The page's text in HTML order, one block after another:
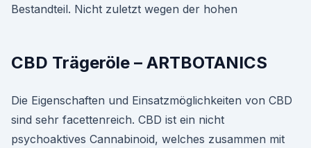
Bestandteil. Nicht zuletzt wegen der hohen
CBD Trägeröle – ARTBOTANICS
Die Eigenschaften und Einsatzmöglichkeiten von CBD
sind sehr facettenreich. CBD ist ein nicht
psychoaktives Cannabinoid, welches zusammen mit